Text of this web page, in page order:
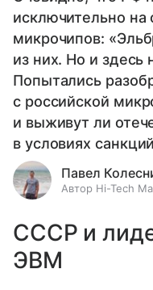
исключительно на
микрочипов:
из них. Но и здесь
Попытались
с российской
и выживут ли
в условиях
Павел
Автор Hi-Tech
СССР и
ЭВМ